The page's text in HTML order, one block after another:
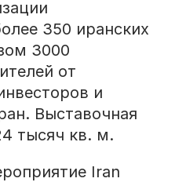
350 иранских
3000
от
и
Выставочная
тысяч кв. м.
Iran